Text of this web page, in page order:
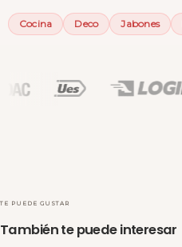
Cocina Deco Jabones
TE PUEDE GUSTAR
También te puede interesar